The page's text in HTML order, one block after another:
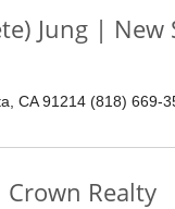
Jung | New
CA 91214 (818) 669-
Realty